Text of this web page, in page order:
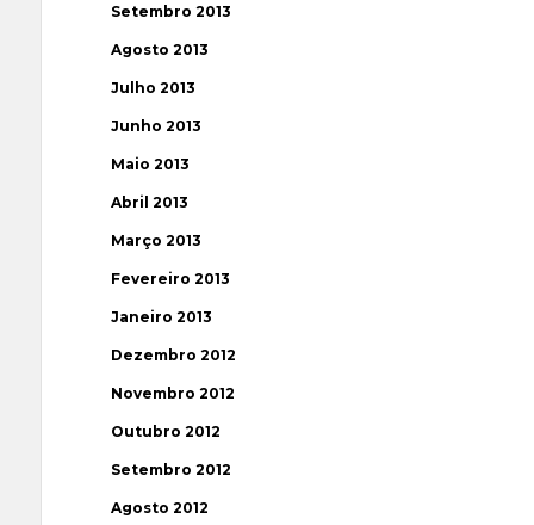
Setembro 2013
Agosto 2013
Julho 2013
Junho 2013
Maio 2013
Abril 2013
Março 2013
Fevereiro 2013
Janeiro 2013
Dezembro 2012
Novembro 2012
Outubro 2012
Setembro 2012
Agosto 2012